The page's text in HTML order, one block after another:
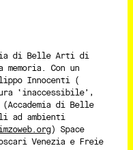
di Belle Arti di
Con un
Innocenti (
‘inaccessibile’,
di Belle
ad ambienti
) Space
Venezia e Freie